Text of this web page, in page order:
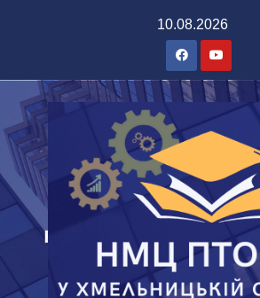
10.08.2026